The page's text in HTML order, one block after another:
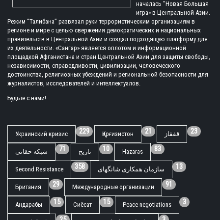
началась "Новая Большая
игра» в Центральной Азии.
Режим “Талибана” развязал руки террористическим организациям в
регионе и мире с целью свержения демократических и национальных
правительств в Центральной Азии и создал подходящую платформу для
их деятельности. «Сангар» является оплотом и информационной
площадкой Афганистана и стран Центральной Азии для защиты свободы,
независимости, справедливости, цивилизации, человеческого
достоинства, религиозных убеждений и региональной безопасности для
журналистов, исследователей и интеллектуалов.
Будьте с нами!
Украинский кризис 229 Қирғизистон 21 قفقاز 23
شبکه حقانی 71 تاریخ 10 Hazaras 83
Second Resistance 358 سازمان همکاری شانگهای 13
Британия 29 Международные организации 91
Андарабы 15 Сиёсат 15 Peace negotiations 3